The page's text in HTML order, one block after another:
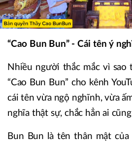
“Cao Bun Bun” - Cái tên ý
Nhiều người thắc mắc vì sao
“Cao Bun Bun” cho kênh
cái tên vừa ngộ nghĩnh, vừa
nghĩa thật sự, chắc hẳn ai
Bun Bun là tên thân mật